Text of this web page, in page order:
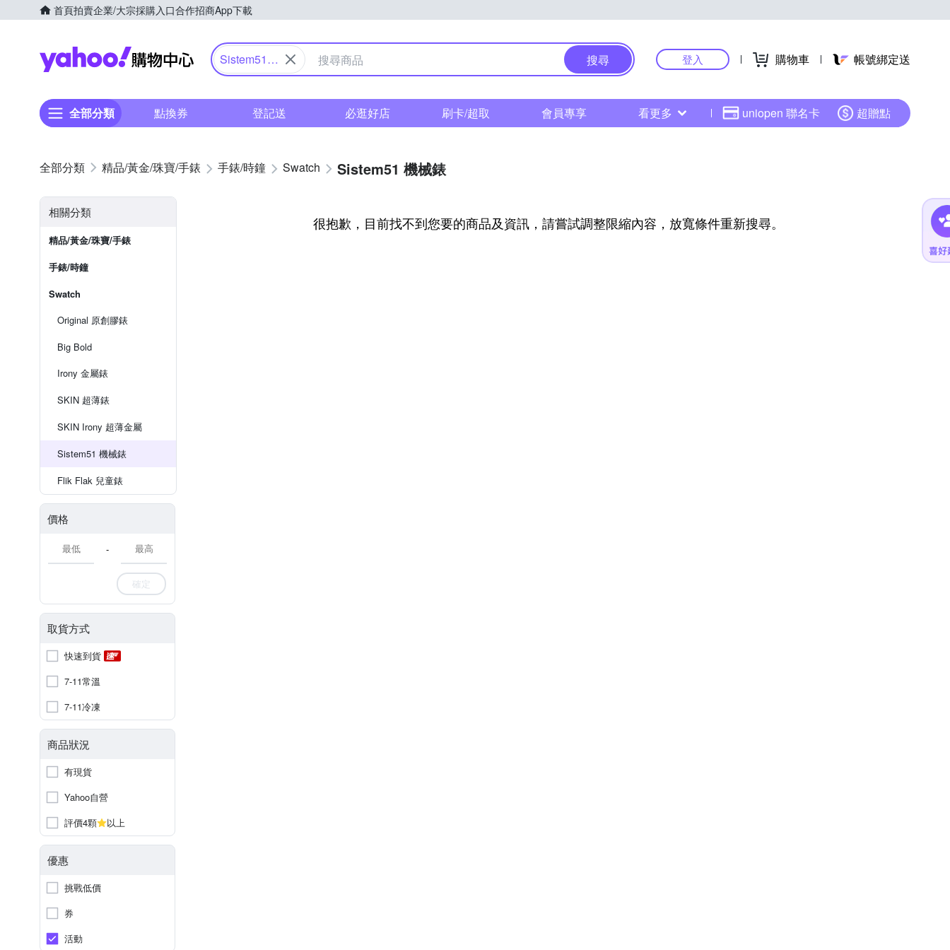
首頁拍賣企業/大宗採購入口合作招商App下載
Yahoo購物中心
Sistem51
搜尋 登入 購物車 帳號綁定送
全部分類 點換券 登記送 必逛好店 刷卡/超取 會員專享 看更多 uniopen 聯名卡 超贈點
精品/黃金/珠寶/手錶 手錶/時鐘 Swatch Sistem51 機械錶
相關分類
精品/黃金/珠寶/手錶
手錶/時鐘
Swatch
Original 原創膠錶
Big Bold
Irony 金屬錶
SKIN 超薄錶
SKIN Irony 超薄金屬
Sistem51 機械錶
Flik Flak 兒童錶
價格
-
確定
取貨方式
快速到貨
7-11常溫
7-11冷凍
商品狀況
有現貨
Yahoo自營
評價4顆
以上
優惠
挑戰低價
券
活動
很抱歉，目前找不到您要的商品及資訊，請嘗試調整限縮內容，放寬條件重新搜尋。